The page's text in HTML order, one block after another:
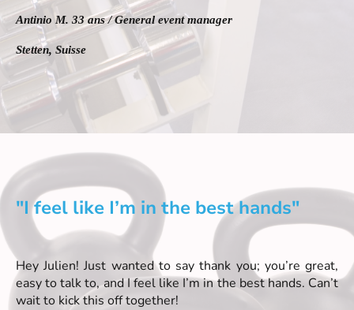
Antinio M. 33 ans / General event manager
Stetten, Suisse
"I feel like I’m in the best hands"
Hey Julien! Just wanted to say thank you; you’re great,
easy to talk to, and I feel like I’m in the best hands. Can’t
wait to kick this off together!